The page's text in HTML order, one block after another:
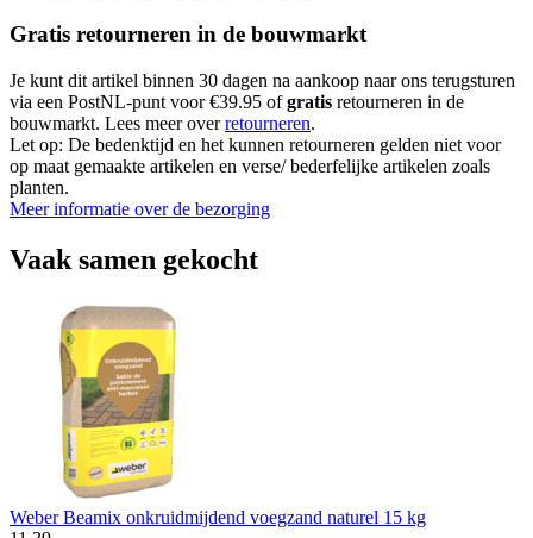
Gratis retourneren in de bouwmarkt
Je kunt dit artikel binnen 30 dagen na aankoop naar ons terugsturen
via een PostNL-punt voor €39.95 ofgratis retourneren in de
bouwmarkt. Lees meer overretourneren.
Let op: De bedenktijd en het kunnen retourneren gelden niet voor
op maat gemaakte artikelen en verse/ bederfelijke artikelen zoals
planten.
Meer informatie over de bezorging
Vaak samen gekocht
Weber Beamix onkruidmijdend voegzand naturel 15 kg